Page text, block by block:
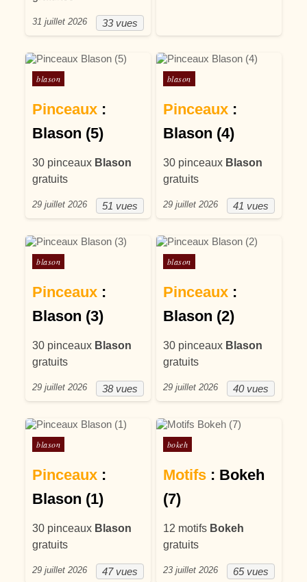
33 vues
31 juillet 2026
Posté dans
blason
Pinceaux :
Blason (5)
30 pinceaux Blason
gratuits
51 vues
29 juillet 2026
Posté dans
blason
Pinceaux:
Blason (4)
30 pinceaux Blason
gratuits
41 vues
29 juillet 2026
Posté dans
blason
Pinceaux :
Blason (3)
30 pinceaux Blason
gratuits
38 vues
29 juillet 2026
Posté dans
blason
Pinceaux:
Blason (2)
30 pinceaux Blason
gratuits
40 vues
29 juillet 2026
Posté dans
blason
Pinceaux :
Blason (1)
30 pinceaux Blason
gratuits
47 vues
29 juillet 2026
Posté dans
bokeh
Motifs: Bokeh
(7)
12 motifs Bokeh
gratuits
65 vues
23 juillet 2026